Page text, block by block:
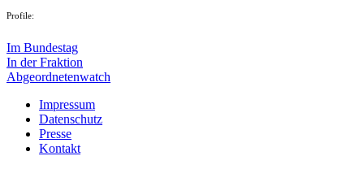
Profile:
Im Bundestag
In der Fraktion
Abgeordnetenwatch
Impressum
Datenschutz
Presse
Kontakt